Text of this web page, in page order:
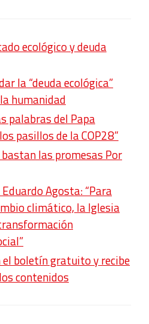
ecológico y deuda
la “deuda ecológica”
humanidad
palabras del Papa
pasillos de la COP28”
bastan las promesas Por
Eduardo Agosta: “Para
climático, la Iglesia
boletín gratuito y recibe
contenidos